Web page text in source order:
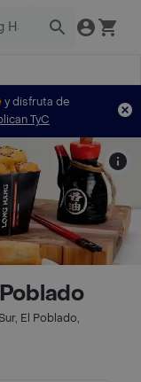
y disfruta de
TyC
El Poblado,